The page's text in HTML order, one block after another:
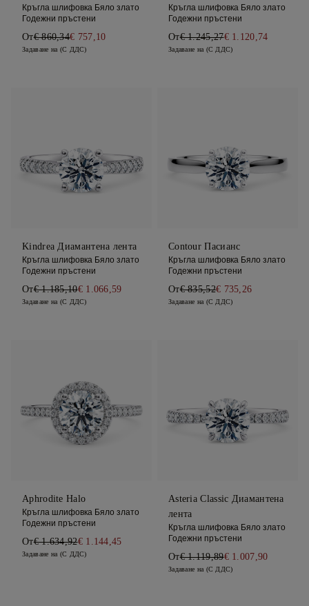
Кръгла шлифовка Бяло злато
Годежни пръстени
От€ 860,34€ 757,10
Задаване на (С ДДС)
Кръгла шлифовка Бяло злато
Годежни пръстени
От€ 1.245,27€ 1.120,74
Задаване на (С ДДС)
Kindrea Диамантена лента
Кръгла шлифовка Бяло злато
Годежни пръстени
От€ 1.185,10€ 1.066,59
Задаване на (С ДДС)
Contour Пасианс
Кръгла шлифовка Бяло злато
Годежни пръстени
От€ 835,52€ 735,26
Задаване на (С ДДС)
Aphrodite Halo
Кръгла шлифовка Бяло злато
Годежни пръстени
От€ 1.634,92€ 1.144,45
Задаване на (С ДДС)
Asteria Classic Диамантена
лента
Кръгла шлифовка Бяло злато
Годежни пръстени
От€ 1.119,89€ 1.007,90
Задаване на (С ДДС)